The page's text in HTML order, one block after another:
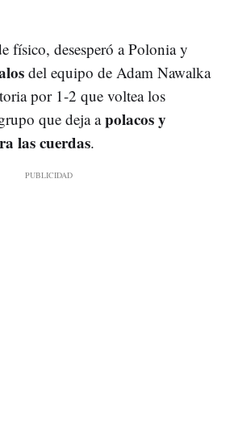
físico, desesperó a Polonia y
del equipo de Adam Nawalka
por 1-2 que voltea los
que deja apolacos y
las cuerdas.